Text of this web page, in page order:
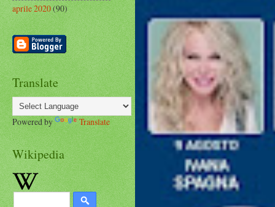
aprile 2020(90)
Translate
Powered by Translate
Wikipedia